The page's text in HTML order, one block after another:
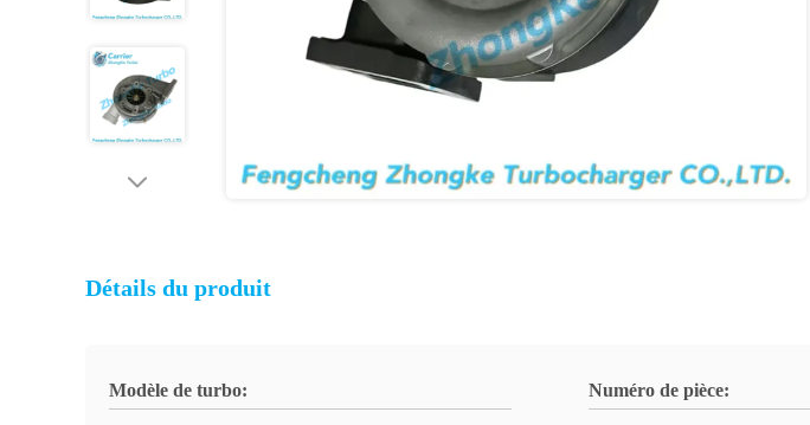
Détails du produit
Modèle de turbo: Numéro de pièce: